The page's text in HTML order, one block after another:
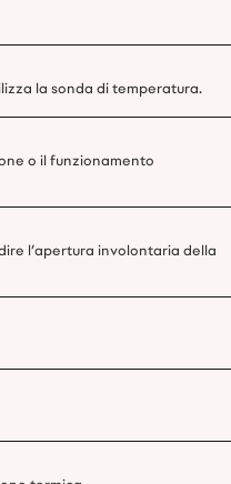
la sonda di temperatura.
o il funzionamento
l’apertura involontaria della